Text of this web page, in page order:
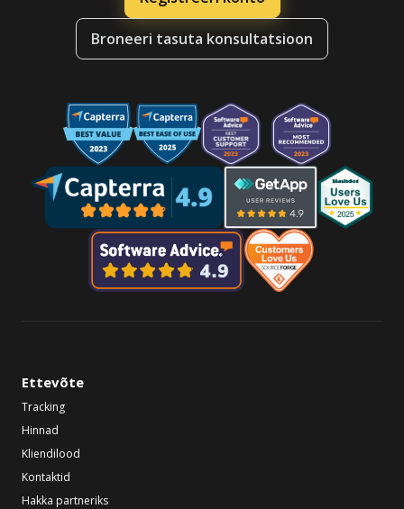
Broneeri tasuta konsultatsioon
Ettevõte
Tracking
Hinnad
Kliendilood
Kontaktid
Hakka partneriks